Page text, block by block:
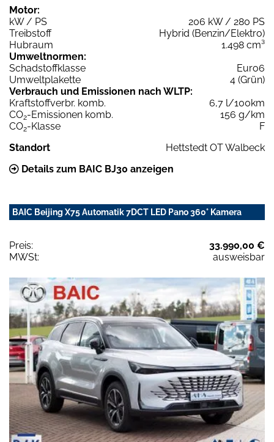
Motor:
kW / PS
206 kW / 280 PS
Treibstoff
Hybrid (Benzin/Elektro)
Hubraum
1.498 cm³
Umweltnormen:
Schadstoffklasse
Euro6
Umweltplakette
4 (Grün)
Verbrauch und Emissionen nach WLTP:
Kraftstoffverbr. komb.
6,7 l/100km
CO2-Emissionen komb.
156 g/km
CO2-Klasse
F
Standort
Hettstedt OT Walbeck
Details zum BAIC BJ30 anzeigen
BAIC Beijing X75 Automatik 7DCT LED Pano 360° Kamera
Preis:
33.990,00 €
MWSt:
ausweisbar